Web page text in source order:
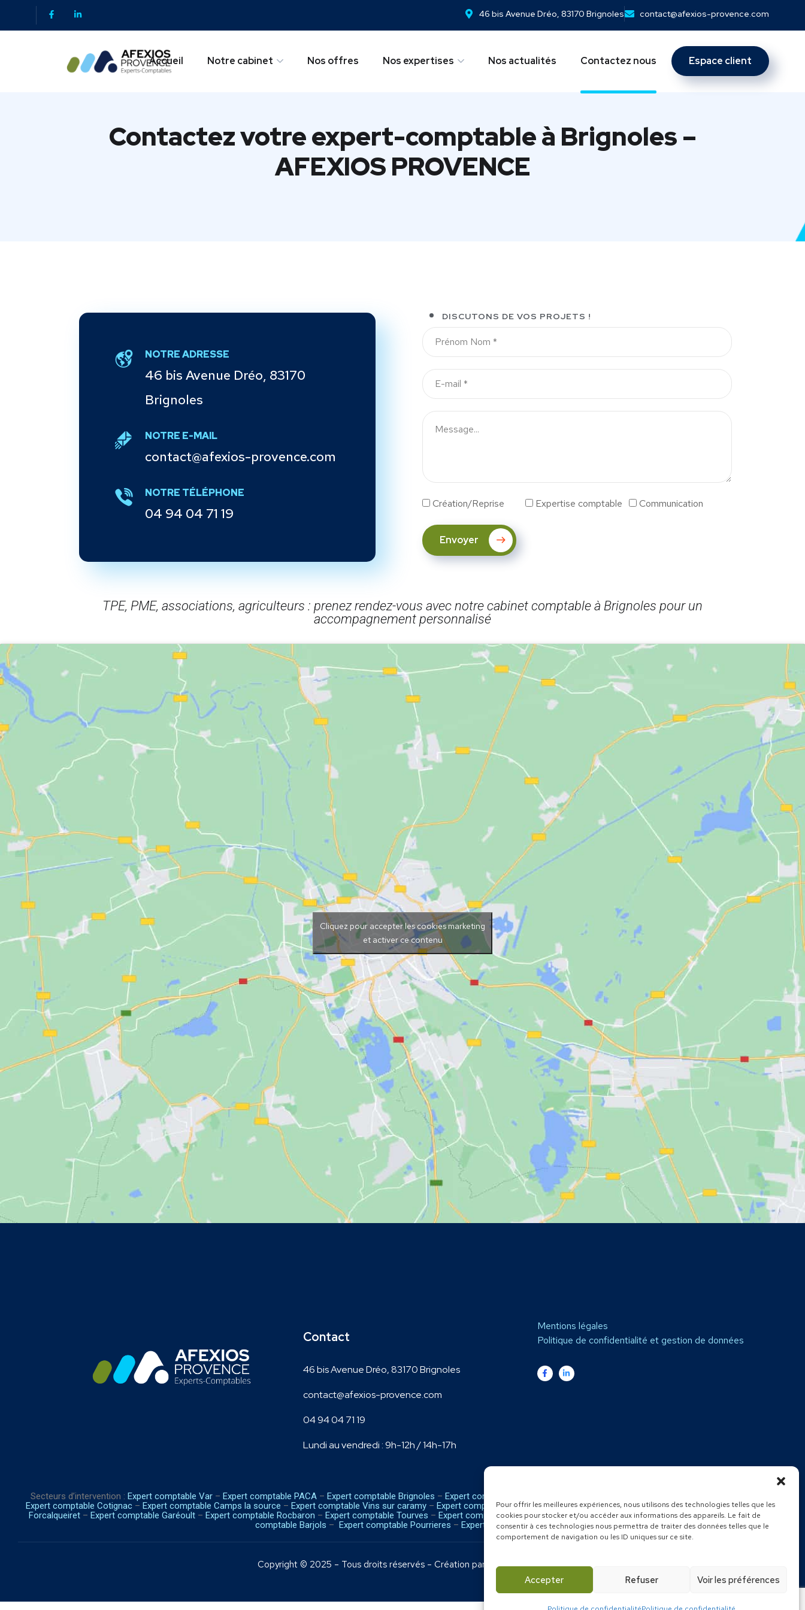
Pour offrir les meilleures expériences, nous utilisons des technologies telles que les
cookies pour stocker et/ou accéder aux informations des appareils. Le fait de
consentir à ces technologies nous permettra de traiter des données telles que le
comportement de navigation ou les ID uniques sur ce site.
Accepter Refuser Voir les préférences
46 bis Avenue Dréo, 83170 Brignoles contact@afexios-provence.com
Accueil Notre cabinet Nos offres Nos expertises Nos actualités Contactez nous Espace client
Contactez votre expert-comptable à Brignoles –
AFEXIOS PROVENCE
NOTRE ADRESSE
46 bis Avenue Dréo, 83170
Brignoles
NOTRE E-MAIL
contact@afexios-provence.com
NOTRE TÉLÉPHONE
04 94 04 71 19
DISCUTONS DE VOS PROJETS !
Création/Reprise Expertise comptable Communication
Envoyer
TPE, PME, associations, agriculteurs : prenez rendez-vous avec notre cabinet comptable à Brignoles pour un
accompagnement personnalisé
Cliquez pour accepter les cookies marketing
et activer ce contenu
Contact
46 bis Avenue Dréo, 83170 Brignoles
contact@afexios-provence.com
04 94 04 71 19
Lundi au vendredi : 9h-12h / 14h-17h
Mentions légales
Politique de confidentialité et gestion de données
Secteurs d’intervention : Expert comptable Var– Expert comptable PACA– Expert comptable Brignoles – Expert comptable Le Val
Expert comptable Cotignac – Expert comptable Camps la source – Expert comptable Vins sur caramy – Expert comptable Cabasse –Expert comptable Flassans sur issole–Expert comptable
Forcalqueiret– Expert comptable Garéoult– Expert comptable Rocbaron – Expert comptable Tourves – Expert comptable Saint Maximin la sainte baume–Expert comptable Correns– Expert
comptable Barjols – Expert comptable Pourrieres – Expert comptable Bras
Copyright © 2025 – Tous droits réservés – Création par 360 by Afexios